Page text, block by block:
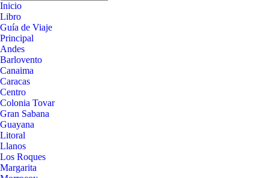
Inicio
Libro
Guía de Viaje
Principal
Andes
Barlovento
Canaima
Caracas
Centro
Colonia Tovar
Gran Sabana
Guayana
Litoral
Llanos
Los Roques
Margarita